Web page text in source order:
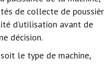
de collecte de
d’utilisation avant de
décision.
le type de machine,